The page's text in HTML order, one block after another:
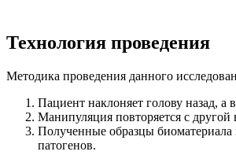
Технология проведения
Методика проведения данного
Пациент наклоняет голову назад, а
Манипуляция повторяется с другой
Полученные образцы биоматериала
патогенов.